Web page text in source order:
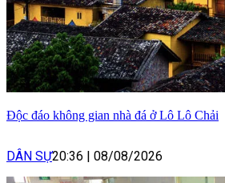
Độc đáo không gian nhà đá ở Lô Lô Chải
DÂN SỰ20:36 08/08/2026